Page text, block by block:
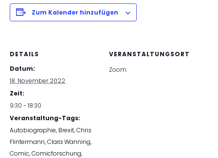
Zum Kalender hinzufügen
DETAILS
Datum:
18. November 2022
Zeit:
9:30 - 18:30
Veranstaltung-Tags:
Autobiographie, Brexit,Chris
Flintermann,Clara Wanning,
Comic,Comicforschung,
VERANSTALTUNGSORT
Zoom